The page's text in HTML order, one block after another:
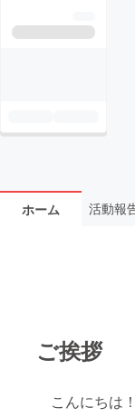
ホーム 活動報
ご挨拶
こんにちは